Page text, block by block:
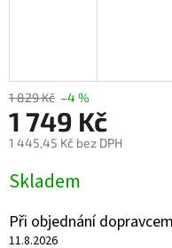
1 829 Kč –4 %
1 749 Kč
1 445,45 Kč bez DPH
cena:
Skladem
Při objednání
11.8.2026